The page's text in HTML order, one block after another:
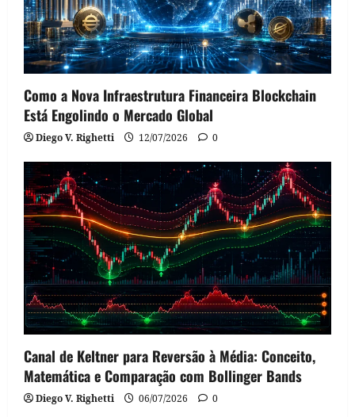
Como a Nova Infraestrutura Financeira Blockchain
Está Engolindo o Mercado Global
Diego V. Righetti 12/07/2026 0
Canal de Keltner para Reversão à Média: Conceito,
Matemática e Comparação com Bollinger Bands
Diego V. Righetti 06/07/2026 0